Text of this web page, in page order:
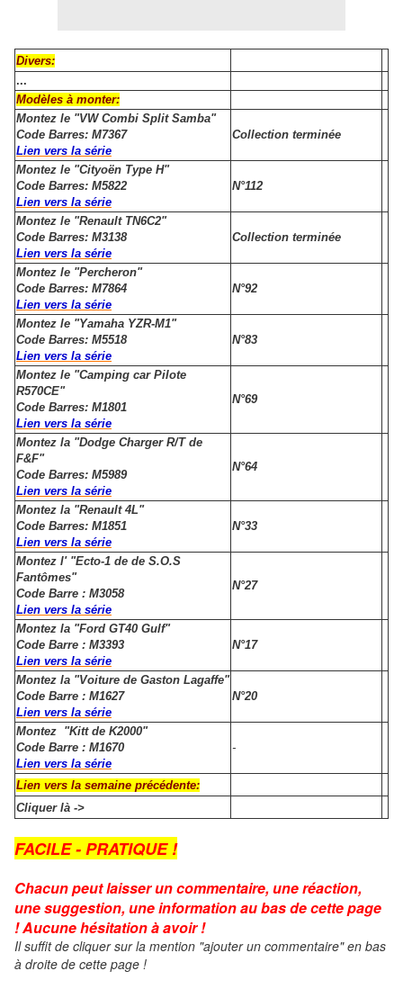
Divers:
...
Modèles à monter:
Montez le "VW Combi Split Samba"
Code Barres: M7367
Lien vers la série
Collection terminée
Montez le "Cityoën Type H"
Code Barres: M5822
Lien vers la série
N°112
Montez le "Renault TN6C2"
Code Barres: M3138
Lien vers la série
Collection terminée
Montez le "Percheron"
Code Barres: M7864
Lien vers la série
N°92
Montez le "Yamaha YZR-M1"
Code Barres: M5518
Lien vers la série
N°83
Montez le "Camping car Pilote
R570CE"
Code Barres: M1801
Lien vers la série
N°69
Montez la "Dodge Charger R/T de
F&F"
Code Barres: M5989
Lien vers la série
N°64
Montez la "Renault 4L"
Code Barres: M1851
Lien vers la série
N°33
Montez l' "Ecto-1 de de S.O.S
Fantômes"
Code Barre : M3058
Lien vers la série
N°27
Montez la "Ford GT40 Gulf"
Code Barre : M3393
Lien vers la série
N°17
Montez la "Voiture de Gaston Lagaffe"
Code Barre : M1627
Lien vers la série
N°20
Montez "Kitt de K2000"
Code Barre : M1670
Lien vers la série
-
Lien vers la semaine précédente:
Cliquer là ->
FACILE - PRATIQUE !
Chacun peut laisser un commentaire, une réaction,
une suggestion, une information au bas de cette page
! Aucune hésitation à avoir !
Il suffit de cliquer sur la mention "ajouter un commentaire" en bas
à droite de cette page !